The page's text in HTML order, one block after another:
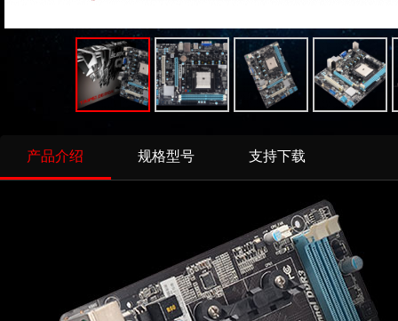
产品介绍 规格型号 支持下载